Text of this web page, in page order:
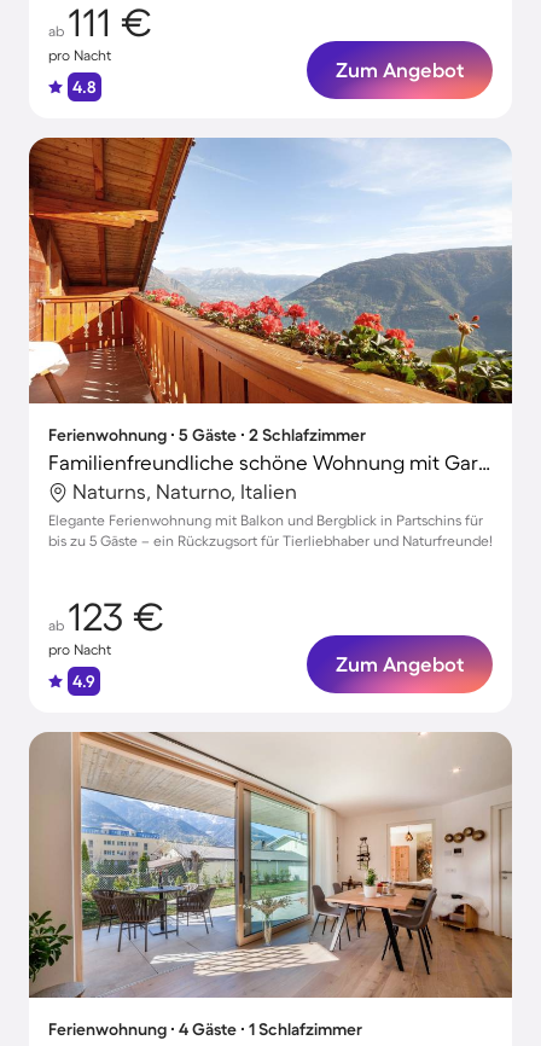
ab 111 €
pro Nacht
4.8
Zum Angebot
Ferienwohnung ∙ 5 Gäste ∙ 2 Schlafzimmer
Familienfreundliche schöne Wohnung mit Garten | Bergblick | Haustiere sind willkommen
Naturns, Naturno, Italien
Elegante Ferienwohnung mit Balkon und Bergblick in Partschins für
bis zu 5 Gäste – ein Rückzugsort für Tierliebhaber und Naturfreunde!
ab 123 €
pro Nacht
4.9
Zum Angebot
Ferienwohnung ∙ 4 Gäste ∙ 1 Schlafzimmer